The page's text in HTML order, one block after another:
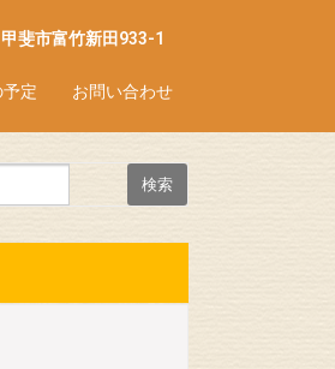
斐市富竹新田933-1
定 お問い合わせ